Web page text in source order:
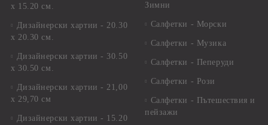
х 15.20 см.
Дизайнерски хартии - 20.30
х 20.30 см.
Дизайнерски хартии - 30.50
х 30.50 см.
Дизайнерски хартии - 21,00
х 29,70 см
Дизайнерски хартии - 15.20
Зимни
Салфетки - Морски
Салфетки - Музика
Салфетки - Пеперуди
Салфетки - Рози
Салфетки - Пътешествия и
пейзажи